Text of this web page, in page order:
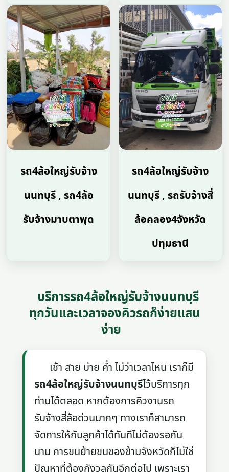
รถ4ล้อใหญ่รับจ้าง
นนทบุรี , รถ4ล้อ
รับจ้างมาบตาพุด
รถ4ล้อใหญ่รับจ้าง
นนทบุรี , รถรับจ้างสี่
ล้อคลอง4จังหวัด
ปทุมธานี
บริการรถ4ล้อใหญ่รับจ้างนนทบุรี
ทุกวันและเวลาจองคิวรถก็ง่ายแสน
ง่าย
เช้า สาย บ่าย ค่ำ ไม่ว่าเวลาไหน เราก็มี
รถ4ล้อใหญ่รับจ้างนนทบุรีไว้บริการทุก
ท่านได้ตลอด หากต้องการคิวงานรถ
รับจ้างสี่ล้อด่วนมากๆ ทางเราก็สามารถ
จัดการให้กับลูกค้าได้ทันทีไม่ต้องรอกัน
นาน การขนย้ายขนของข้ามจังหวัดก็ไม่ใช่
ปัญหาที่ต้องกังวลกันอีกต่อไป เพราะเรา